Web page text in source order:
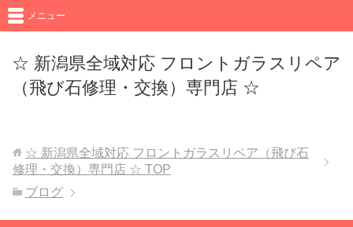
☆ 新潟県全域対応 フロントガラスリペア
（飛び石修理・交換）専門店 ☆
メニュー
☆ 新潟県全域対応 フロントガラスリペア（飛び石
修理・交換）専門店 ☆ TOP
ブログ